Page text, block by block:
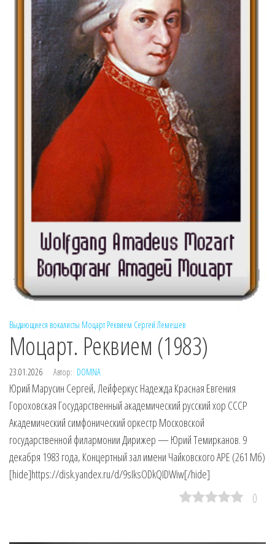
Выдающиеся вокалисты Моцарт Реквием Сергей Лемешев
Моцарт. Реквием (1983)
23.01.2026 Автор: DOMNA
Юрий Марусин Сергей, Лейферкус Надежда Красная Евгения
Гороховская Государственный академический русский хор СССР
Академический симфонический оркестр Московской
государственной филармонии Дирижер — Юрий Темирканов. 9
декабря 1983 года, Концертный зал имени Чайковского APE (261 Мб)
[hide]https://disk.yandex.ru/d/9sIksODkQIDWiw[/hide]
0